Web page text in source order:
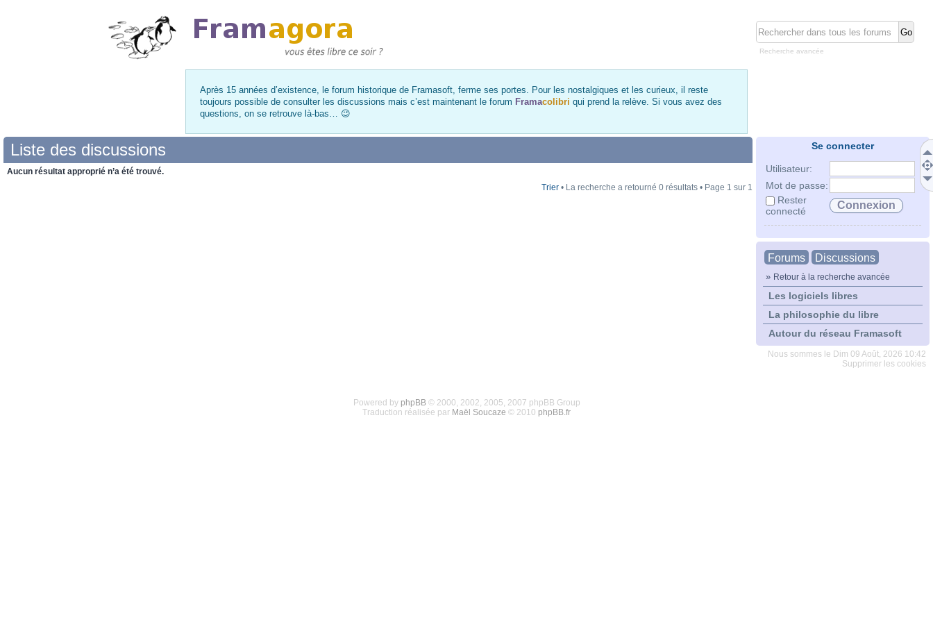
Recherche avancée
Après 15 années d’existence, le forum historique de Framasoft, ferme ses portes. Pour les nostalgiques et les curieux, il reste
toujours possible de consulter les discussions mais c’est maintenant le forum Framacolibri qui prend la relève. Si vous avez des
questions, on se retrouve là-bas… 😉
Se connecter
Utilisateur:
Mot de passe:
Rester
connecté
Forums Discussions
» Retour à la recherche avancée
Les logiciels libres
La philosophie du libre
Autour du réseau Framasoft
Nous sommes le Dim 09 Août, 2026 10:42
Supprimer les cookies
Liste des discussions
Aucun résultat approprié n’a été trouvé.
Trier • La recherche a retourné 0 résultats • Page 1 sur 1
Powered by phpBB© 2000, 2002, 2005, 2007 phpBB Group
Traduction réalisée par Maël Soucaze © 2010 phpBB.fr